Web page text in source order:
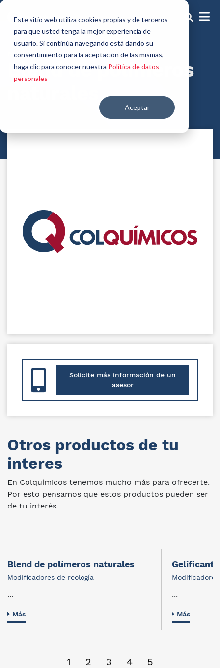
Este sitio web utiliza cookies propias y de terceros
para que usted tenga la mejor experiencia de
usuario. Si continúa navegando está dando su
consentimiento para la aceptación de las mismas,
haga clic para conocer nuestra Política de datos
personales
Aceptar
Modificadores de Reología
Blend de polímeros
Solicite más información de un
asesor
Otros productos de tu
interes
En Colquímicos tenemos mucho más para ofrecerte.
Por esto pensamos que estos productos pueden ser
de tu interés.
Blend de polímeros naturales
Modificadores de reología
...
Más
...
Más
1 2 3 4 5